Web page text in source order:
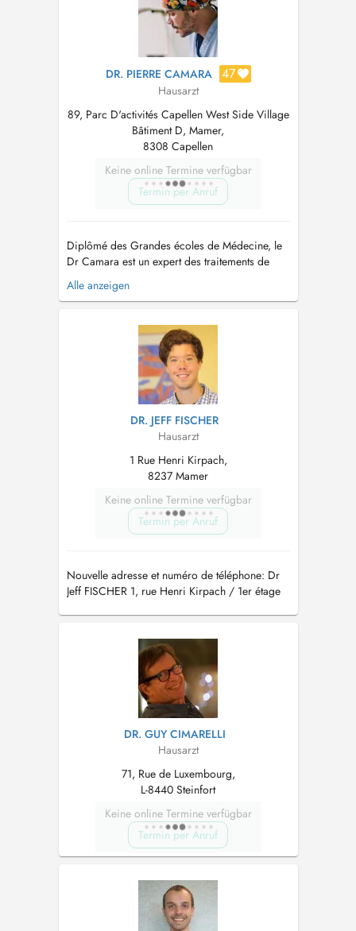
DR. PIERRE CAMARA 47
Hausarzt
89, Parc D'activités Capellen West Side Village
Bâtiment D, Mamer,
8308 Capellen
Keine online Termine verfügbar
Termin per Anruf
Diplômé des Grandes écoles de Médecine, le
Dr Camara est un expert des traitements de
réjuvénation, anti-âge et de micro-nutrition. Des
techniques non-invasives qui vous procurent
spectaculaires. Le Dr Camara propose des
protocoles de soins sur mesure...
Alle anzeigen
DR. JEFF FISCHER
Hausarzt
1 Rue Henri Kirpach,
8237 Mamer
Keine online Termine verfügbar
Termin per Anruf
Nouvelle adresse et numéro de téléphone: Dr
Jeff FISCHER 1, rue Henri Kirpach / 1er étage
DR. GUY CIMARELLI
Hausarzt
71, Rue de Luxembourg,
L-8440 Steinfort
Keine online Termine verfügbar
Termin per Anruf